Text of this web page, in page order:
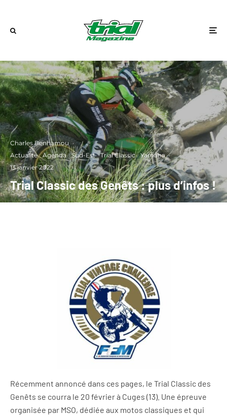
Charles Benhamou ·
Actualité
Agenda Sud-Est Trial Classic Yamaha ·
13 janvier 2022
Trial Classic des Genêts : plus d’infos !
Récemment annoncé dans ces pages, le Trial Classic des
Genêts se courra le 20 février à Cuges (13). Une épreuve
organisée par MSO, dédiée aux motos classiques et qui